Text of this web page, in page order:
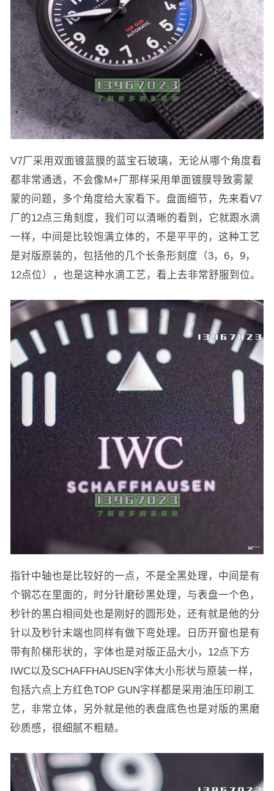
V7厂采用双面镀蓝膜的蓝宝石玻璃，无论从哪个角度看
都非常通透，不会像M+厂那样采用单面镀膜导致雾蒙
蒙的问题，多个角度给大家看下。盘面细节，先来看V7
厂的12点三角刻度，我们可以清晰的看到，它就跟水滴
一样，中间是比较饱满立体的，不是平平的，这种工艺
是对版原装的，包括他的几个长条形刻度（3，6，9，
12点位），也是这种水滴工艺，看上去非常舒服到位。
指针中轴也是比较好的一点，不是全黑处理，中间是有
个钢芯在里面的，时分针磨砂黑处理，与表盘一个色，
秒针的黑白相间处也是刚好的圆形处，还有就是他的分
针以及秒针末端也同样有做下弯处理。日历开窗也是有
带有阶梯形状的，字体也是对版正品大小，12点下方
IWC以及SCHAFFHAUSEN字体大小形状与原装一样，
包括六点上方红色TOP GUN字样都是采用油压印刷工
艺，非常立体，另外就是他的表盘底色也是对版的黑磨
砂质感，很细腻不粗糙。